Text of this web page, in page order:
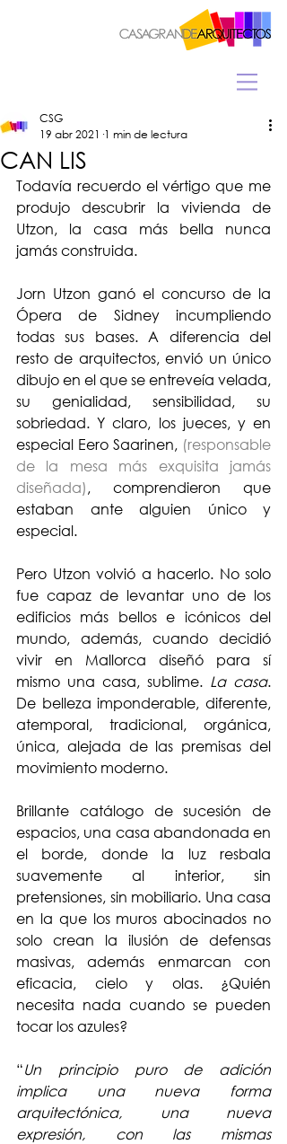
CAN LIS
CSG
19 abr 2021 1 min de lectura
Todavía recuerdo el vértigo que me
produjo descubrir la vivienda de
Utzon, la casa más bella nunca
jamás construida.
Jorn Utzon ganó el concurso de la
Ópera de Sidney incumpliendo
todas sus bases. A diferencia del
resto de arquitectos, envió un único
dibujo en el que se entreveía velada,
su genialidad, sensibilidad, su
sobriedad. Y claro, los jueces, y en
especial Eero Saarinen, (responsable
de la mesa más exquisita jamás
diseñada), comprendieron que
estaban ante alguien único y
especial.
Pero Utzon volvió a hacerlo. No solo
fue capaz de levantar uno de los
edificios más bellos e icónicos del
mundo, además, cuando decidió
vivir en Mallorca diseñó para sí
mismo una casa, sublime. La casa.
De belleza imponderable, diferente,
atemporal, tradicional, orgánica,
única, alejada de las premisas del
movimiento moderno.
Brillante catálogo de sucesión de
espacios, una casa abandonada en
el borde, donde la luz resbala
suavemente al interior, sin
pretensiones, sin mobiliario. Una casa
en la que los muros abocinados no
solo crean la ilusión de defensas
masivas, además enmarcan con
eficacia, cielo y olas. ¿Quién
necesita nada cuando se pueden
tocar los azules?
“Un principio puro de adición
implica una nueva forma
arquitectónica, una nueva
expresión, con las mismas